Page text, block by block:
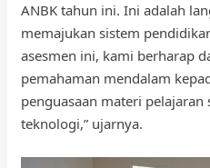
ANBK tahun ini. Ini adalah
memajukan sistem
asesmen ini, kami berharap
pemahaman mendalam
penguasaan materi pelajaran
teknologi,” ujarnya.